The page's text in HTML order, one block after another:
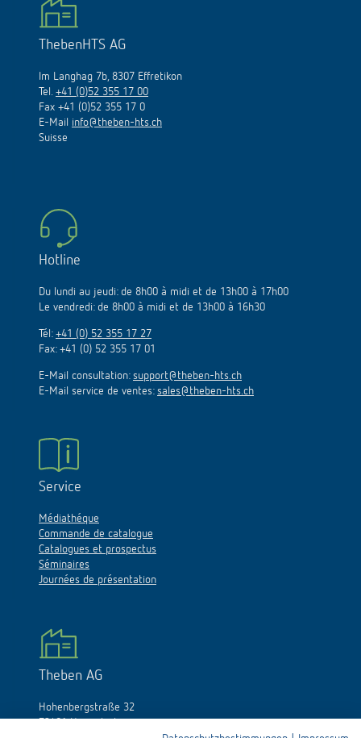
ThebenHTS AG
Im Langhag 7b, 8307 Effretikon
Tel. +41 (0)52 355 17 00
Fax +41 (0)52 355 17 0
E-Mail info@theben-hts.ch
Suisse
Hotline
Du lundi au jeudi: de 8h00 à midi et de 13h00 à 17h00
Le vendredi: de 8h00 à midi et de 13h00 à 16h30
Tél: +41 (0) 52 355 17 27
Fax: +41 (0) 52 355 17 01
E-Mail consultation: support@theben-hts.ch
E-Mail service de ventes: sales@theben-hts.ch
Service
Médiathéque
Commande de catalogue
Catalogues et prospectus
Séminaires
Journées de présentation
Theben AG
Hohenbergstraße 32